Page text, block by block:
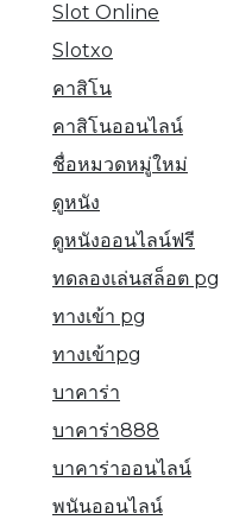
Slot Online
Slotxo
คาสิโน
คาสิโนออนไลน์
ชื่อหมวดหมู่ใหม่
ดูหนัง
ดูหนังออนไลน์ฟรี
ทดลองเล่นสล็อต pg
ทางเข้า pg
ทางเข้าpg
บาคาร่า
บาคาร่า888
บาคาร่าออนไลน์
พนันออนไลน์